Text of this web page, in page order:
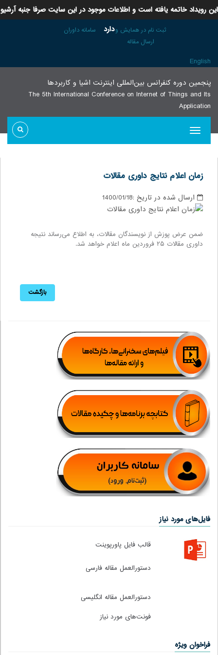
این رویداد خاتمه یافته است و اطلاعات موجود در این سایت صرفا جنبه آرشیو
داردثبت نام در همایش و
ارسال مقاله
سامانه داوران
English
پنجمين دوره كنفرانس بین‌المللی اينترنت اشيا و كاربردها
The 5th International Conference on Internet of Things and Its
Application
زمان اعلام نتایج داوری مقالات
ارسال شده در تاریخ :1400/01/18
ضمن عرض پوزش از نویسندگان مقالات، به اطلاع می‌رساند نتیجه
داوری مقالات ۲۵ فروردین ماه اعلام خواهد شد.
بازگشت
فایل‌های مورد نیاز
قالب فایل پاورپوینت
دستورالعمل مقاله فارسی
دستورالعمل مقاله انگلیسی
فونت‌های مورد نیاز
فراخوان ویژه